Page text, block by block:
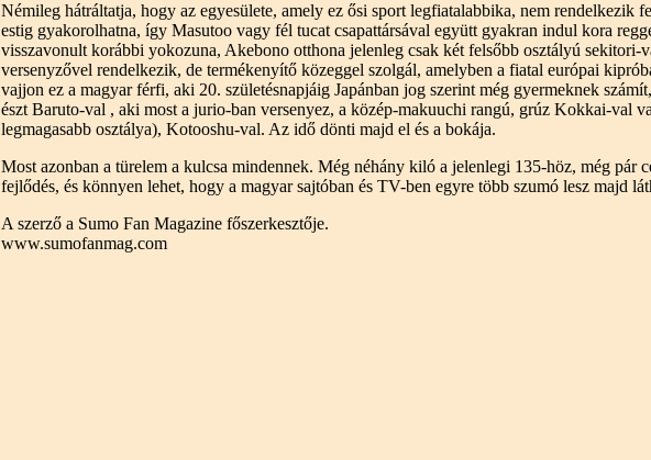
Némileg hátráltatja, hogy az egyesülete, amely ez ősi sport legfiatalabbika, nem rendelkezik
estig gyakorolhatna, így Masutoo vagy fél tucat csapattársával együtt gyakran indul kora
visszavonult korábbi yokozuna, Akebono otthona jelenleg csak két felsőbb osztályú sekitori-
versenyzővel rendelkezik, de termékenyítő közeggel szolgál, amelyben a fiatal európai
vajjon ez a magyar férfi, aki 20. születésnapjáig Japánban jog szerint még gyermeknek
észt Baruto-val , aki most a jurio-ban versenyez, a közép-makuuchi rangú, grúz Kokkai-val
legmagasabb osztálya), Kotooshu-val. Az idő dönti majd el és a bokája.
Most azonban a türelem a kulcsa mindennek. Még néhány kiló a jelenlegi 135-höz, még pár
fejlődés, és könnyen lehet, hogy a magyar sajtóban és TV-ben egyre több szumó lesz majd
A szerző a Sumo Fan Magazine főszerkesztője.
www.sumofanmag.com